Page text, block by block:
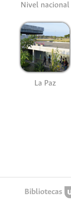
Nivel nacional
La Paz
Bibliotecas